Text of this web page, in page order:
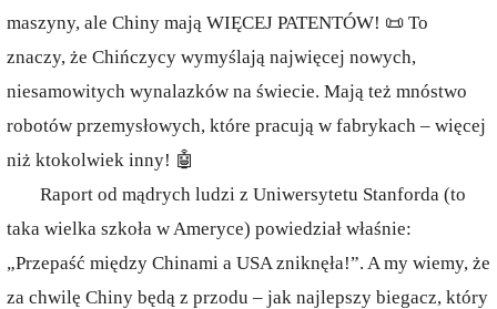
maszyny, ale Chiny mają WIĘCEJ PATENTÓW! 📜 To
znaczy, że Chińczycy wymyślają najwięcej nowych,
niesamowitych wynalazków na świecie. Mają też mnóstwo
robotów przemysłowych, które pracują w fabrykach – więcej
niż ktokolwiek inny! 🤖
Raport od mądrych ludzi z Uniwersytetu Stanforda (to
taka wielka szkoła w Ameryce) powiedział właśnie:
„Przepaść między Chinami a USA zniknęła!”. A my wiemy, że
za chwilę Chiny będą z przodu – jak najlepszy biegacz, który